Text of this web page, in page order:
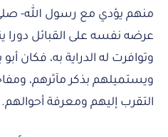
منهم يؤدي مع رسول الله- صلى
عرضه نفسه على القبائل دورا
وتوافرت له الدراية به، فكان أبو
ويستميلهم بذكر مآثرهم،
التقرب إليهم ومعرفة أحوالهم.